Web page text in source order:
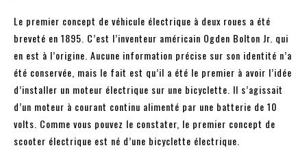
Le premier concept de véhicule électrique à deux roues a été
breveté en 1895. C’est l’inventeur américain Ogden Bolton Jr. qui
en est à l’origine. Aucune information précise sur son identité n’a
été conservée, mais le fait est qu’il a été le premier à avoir l’idée
d’installer un moteur électrique sur une bicyclette. Il s’agissait
d’un moteur à courant continu alimenté par une batterie de 10
volts. Comme vous pouvez le constater, le premier concept de
scooter électrique est né d’une bicyclette électrique.